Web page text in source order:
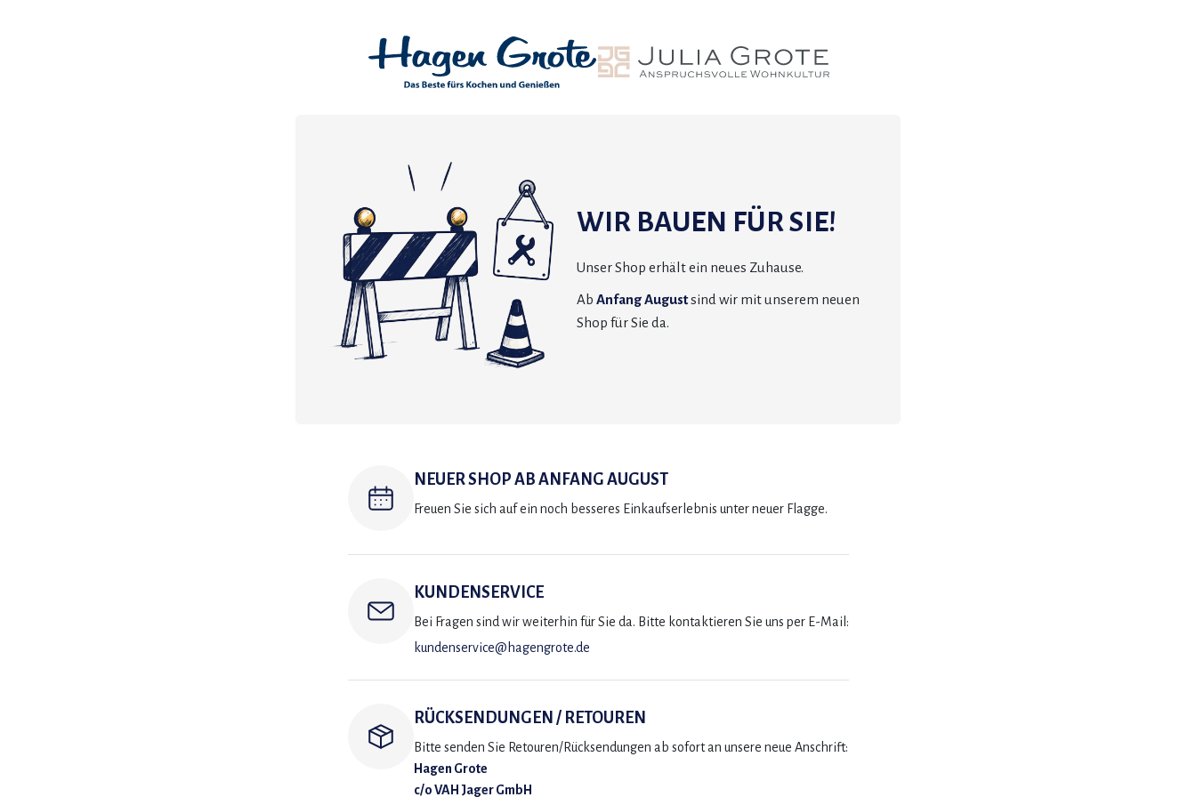
WIR BAUEN FÜR SIE!
Unser Shop erhält ein neues Zuhause.
Ab Anfang Augustsind wir mit unserem neuen
Shop für Sie da.
NEUER SHOP AB ANFANG AUGUST
Freuen Sie sich auf ein noch besseres Einkaufserlebnis unter neuer Flagge.
KUNDENSERVICE
Bei Fragen sind wir weiterhin für Sie da. Bitte kontaktieren Sie uns per E-Mail:
kundenservice@hagengrote.de
RÜCKSENDUNGEN / RETOUREN
Bitte senden Sie Retouren/Rücksendungen ab sofort an unsere neue Anschrift:
Hagen Grote
c/o VAH Jager GmbH